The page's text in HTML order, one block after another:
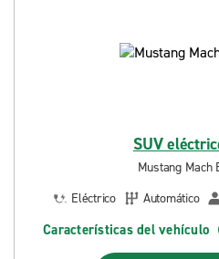
SUV
Mustang Mach
Eléctrico
Automático
Características del vehículo